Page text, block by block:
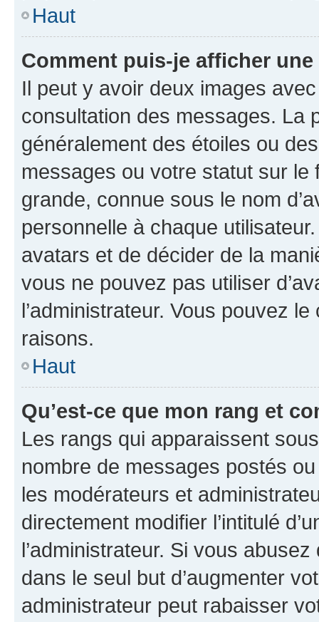
Haut
Comment puis-je afficher
Il peut y avoir deux images
consultation des messages. La
généralement des étoiles ou
messages ou votre statut sur
grande, connue sous le nom
personnelle à chaque utilisateur.
avatars et de décider de la
vous ne pouvez pas utiliser
l’administrateur. Vous pouvez
raisons.
Haut
Qu’est-ce que mon rang et
Les rangs qui apparaissent
nombre de messages postés
les modérateurs et
directement modifier l’intitulé
l’administrateur. Si vous
dans le seul but d’augmenter
administrateur peut rabaisser